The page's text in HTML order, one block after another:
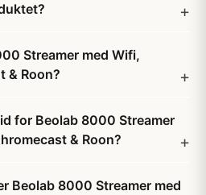
Streamer med Wifi,
& Roon?
for Beolab 8000 Streamer
& Roon?
Beolab 8000 Streamer med